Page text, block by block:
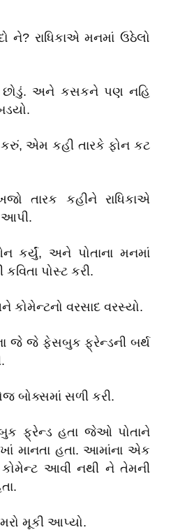
ને? રાધિકાએ મનમાં ઉઠેલો
છોડું. અને કસકને પણ નહિ
કરું, એમ કહી તારકે ફોન કટ
તારક કહીને રાધિકાએ
આપી.
કર્યું, અને પોતાના મનમાં
પોસ્ટ કરી.
કોમેન્ટનો વરસાદ વરસ્યો.
જે જે ફેસબુક ફ્રેન્ડની બર્થ
બોક્સમાં સળી કરી.
ફ્રેન્ડ હતા જેઓ પોતાને
માનતા હતા. આમાંના એક
આવી નથી ને તેમની
મૂકી આપ્યો.